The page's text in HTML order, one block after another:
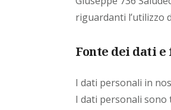
riguardanti l’utilizzo
Fonte dei dati
I dati personali in
I dati personali sono